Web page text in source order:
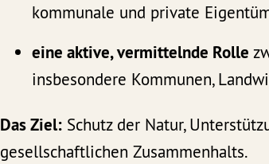
kommunale und private
eine aktive, vermittelnde Rolle
insbesondere Kommunen,
Das Ziel: Schutz der Natur,
gesellschaftlichen Zusammenhalts.